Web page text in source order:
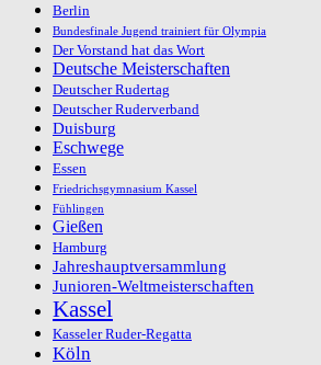
Berlin
Bundesfinale Jugend trainiert für Olympia
Der Vorstand hat das Wort
Deutsche Meisterschaften
Deutscher Rudertag
Deutscher Ruderverband
Duisburg
Eschwege
Essen
Friedrichsgymnasium Kassel
Fühlingen
Gießen
Hamburg
Jahreshauptversammlung
Junioren-Weltmeisterschaften
Kassel
Kasseler Ruder-Regatta
Köln